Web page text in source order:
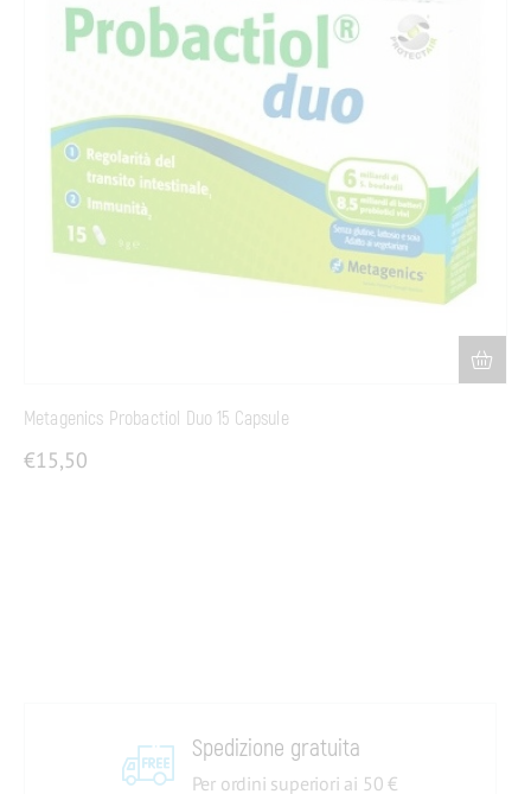
Metagenics Probactiol Duo 15 Capsule
€15,50
Spedizione gratuita
Per ordini superiori ai 50 €